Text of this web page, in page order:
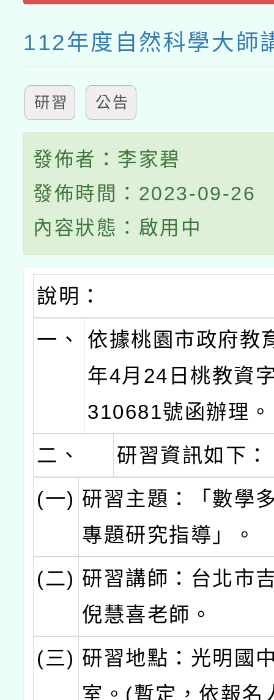
112年度自然科學大師
研習 公告
發佈者：李家碧
發佈時間：2023-09-26
內容狀態：啟用中
說明：
一、
依據桃園市政府教
年4月24日桃教資
310681號函辦理。
二、
研習資訊如下：
(一) 研習主題：「數學
專題研究指導」。
(二) 研習講師：台北市
倪慧喜老師。
(三) 研習地點：光明國
室。(暫定，依報名